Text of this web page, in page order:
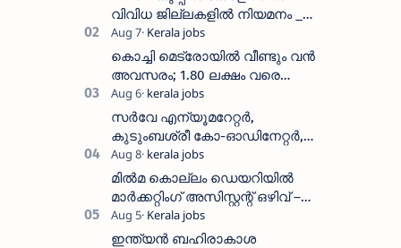
വിവിധ ജില്ലകളിൽ നിയമനം _
Forest Department Recruitment |
District-wise Vacancies
കൊച്ചി മെട്രോയിൽ വീണ്ടും വൻ
അവസരം; 1.80 ലക്ഷം വരെ
ശമ്പളം വാങ്ങാം, യോഗ്യത
അറിയാം
സർവേ എന്യൂമറേറ്റർ,
കുടുംബശ്രീ കോ-ഓഡിനേറ്റർ,
ആശ വർക്കർ ഒഴിവുകളിൽ
അപേക്ഷിക്കാം
മിൽമ കൊല്ലം ഡെയറിയിൽ
മാർക്കറ്റിംഗ് അസിസ്റ്റന്റ് ഒഴിവ് –
വാക്ക് ഇൻ ഇന്റർവ്യൂ ഓഗസ്റ്റ്
11-ന്
ഇന്ത്യൻ ബഹിരാകാശ